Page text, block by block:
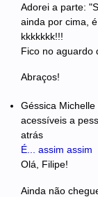
Adorei a parte:
ainda por cima,
kkkkkkk!!!
Fico no aguardo
Abraços!
Géssica Michelle
acessíveis a
atrás
É... assim assim
Olá, Filipe!
Ainda não